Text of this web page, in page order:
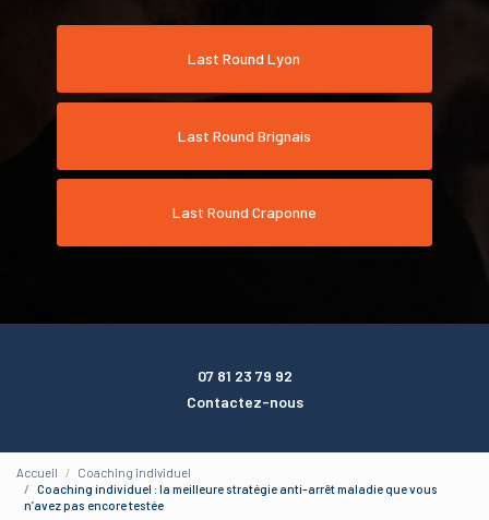
Last Round Lyon
Last Round Brignais
Last Round Craponne
07 81 23 79 92
Contactez-nous
Accueil
Coaching individuel
Coaching individuel : la meilleure stratégie anti-arrêt maladie que vous
n’avez pas encore testée